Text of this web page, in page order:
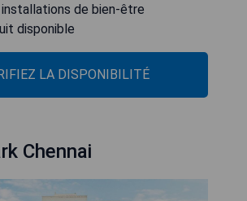
de bien-être
disponible
LA DISPONIBILITÉ
Chennai